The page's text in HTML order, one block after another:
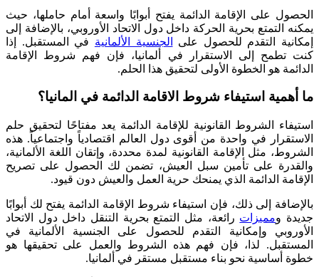
الحصول على الإقامة الدائمة يفتح أبوابًا واسعة أمام حاملها، حيث
يمكنه التمتع بحرية الحركة داخل دول الاتحاد الأوروبي، بالإضافة إلى
إمكانية التقدم للحصول على
الجنسية الألمانية في المستقبل. إذا
كنت تطمح إلى الاستقرار في ألمانيا، فإن فهم شروط الإقامة
الدائمة هو الخطوة الأولى لتحقيق هذا الحلم.
ما أهمية استيفاء شروط الاقامة الدائمة في المانيا؟
استيفاء الشروط القانونية للإقامة الدائمة يعد مفتاحًا لتحقيق حلم
الاستقرار في واحدة من أقوى دول العالم اقتصادياً واجتماعياً. هذه
الشروط، مثل الإقامة القانونية لمدة محددة، وإتقان اللغة الألمانية،
والقدرة على تأمين سبل العيش، تضمن لك الحصول على تصريح
الإقامة الدائمة الذي يمنحك حرية العمل والعيش دون قيود.
بالإضافة إلى ذلك، فإن استيفاء شروط الإقامة الدائمة يفتح لك أبوابًا
جديدة ومميزات رائعة، مثل التمتع بحرية التنقل داخل دول الاتحاد
الأوروبي وإمكانية التقدم للحصول على الجنسية الألمانية في
المستقبل. لذا، فإن فهم هذه الشروط والعمل على تحقيقها هو
خطوة أساسية نحو بناء مستقبل مستقر في ألمانيا.